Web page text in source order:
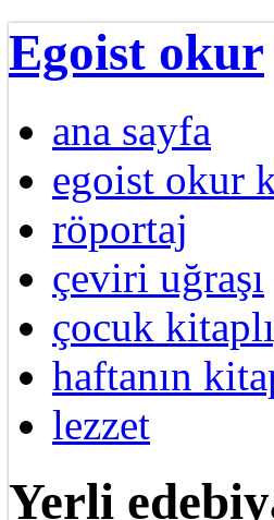
Egoist okur
ana sayfa
egoist okur
röportaj
çeviri uğraşı
çocuk
haftanın
lezzet
Yerli